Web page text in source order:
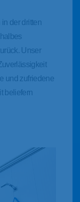
der dritten
Unser
und zufriedene
beliefern